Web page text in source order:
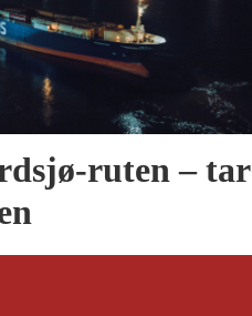
ruten – tar